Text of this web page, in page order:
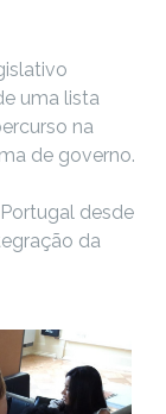
uma lista
na
de governo.
desde
da